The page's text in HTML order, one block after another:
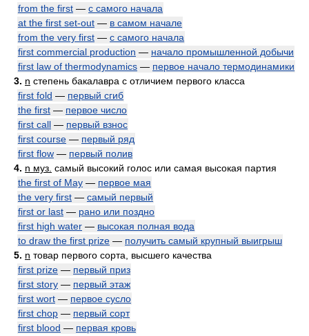
from the first — с самого начала
at the first set-out — в самом начале
from the very first — с самого начала
first commercial production — начало промышленной добычи
first law of thermodynamics — первое начало термодинамики
3. n степень бакалавра с отличием первого класса
first fold — первый сгиб
the first — первое число
first call — первый взнос
first course — первый ряд
first flow — первый полив
4. n муз. самый высокий голос или самая высокая партия
the first of May — первое мая
the very first — самый первый
first or last — рано или поздно
first high water — высокая полная вода
to draw the first prize — получить самый крупный выигрыш
5. n товар первого сорта, высшего качества
first prize — первый приз
first story — первый этаж
first wort — первое сусло
first chop — первый сорт
first blood — первая кровь